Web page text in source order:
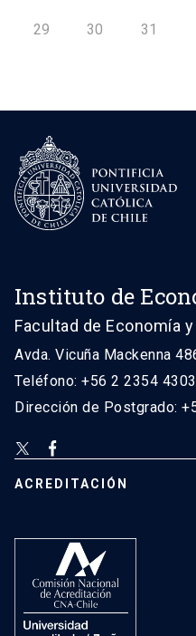
29 30 31
Instituto de
Facultad de Economía
Avda. Vicuña Mackenna
Teléfono: +56 2 2354 4303
Dirección de Postgrado:
ACREDITACIÓN